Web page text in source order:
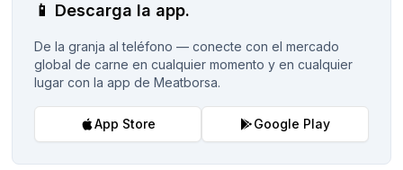
📱 Descarga la app.
De la granja al teléfono — conecte con el mercado
global de carne en cualquier momento y en cualquier
lugar con la app de Meatborsa.
App Store Google Play